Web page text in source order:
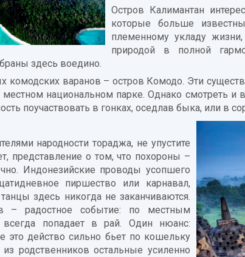
Остров Калимантан
которые больше
племенному укладу
природой в полной
здесь воедино.
комодских варанов – остров Комодо. Эти
национальном парке. Однако смотреть и
поучаствовать в гонках, оседлав быка, или в
народности тораджа, не упустите
представление о том, что похороны –
Индонезийские проводы усопшего
пиршество или карнавал,
здесь никогда не заканчиваются.
– радостное событие: по местным
попадает в рай. Один нюанс:
это действо сильно бьет по кошельку
родственников остальные усиленно